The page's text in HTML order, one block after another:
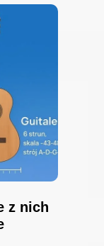
z nich